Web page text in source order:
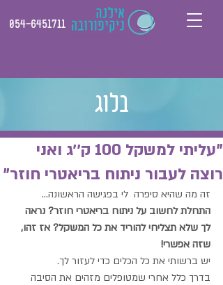
054-6451711
בלוג
"עליתי למשקל 100 ק׳׳ג ואני
רוצה לעבור ניתוח בריאטרי חוזר"
זה מה שהיא סיפרה  לי בפגישה הראשונה...
התחלת לחשוב על ניתוח בריאטרי חוזר? נראה
לך שלא תצליחי להוריד את כל המשקל? אז זהו,
שזה אפשרי!
יש ברשותי את כל הכלים כדי לעזור לך.
בדרך כלל אחרי שמטופלים מזהים את הסיבה